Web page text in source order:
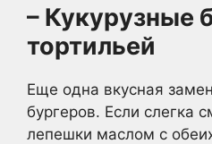
– Кукурузные
тортильей
Еще одна вкусная
бургеров. Если слегка
лепешки маслом с